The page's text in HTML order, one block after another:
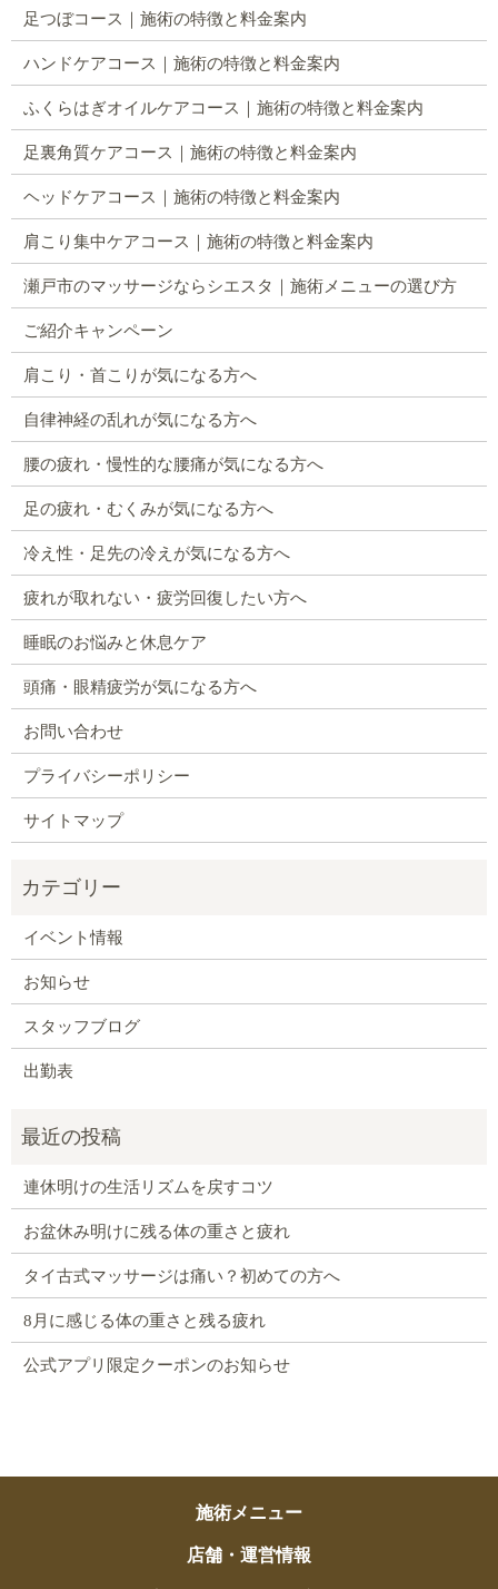
足つぼコース｜施術の特徴と料金案内
ハンドケアコース｜施術の特徴と料金案内
ふくらはぎオイルケアコース｜施術の特徴と料金案内
足裏角質ケアコース｜施術の特徴と料金案内
ヘッドケアコース｜施術の特徴と料金案内
肩こり集中ケアコース｜施術の特徴と料金案内
瀬戸市のマッサージならシエスタ｜施術メニューの選び方
ご紹介キャンペーン
肩こり・首こりが気になる方へ
自律神経の乱れが気になる方へ
腰の疲れ・慢性的な腰痛が気になる方へ
足の疲れ・むくみが気になる方へ
冷え性・足先の冷えが気になる方へ
疲れが取れない・疲労回復したい方へ
睡眠のお悩みと休息ケア
頭痛・眼精疲労が気になる方へ
お問い合わせ
プライバシーポリシー
サイトマップ
イベント情報
お知らせ
スタッフブログ
出勤表
連休明けの生活リズムを戻すコツ
お盆休み明けに残る体の重さと疲れ
タイ古式マッサージは痛い？初めての方へ
8月に感じる体の重さと残る疲れ
公式アプリ限定クーポンのお知らせ
施術メニュー
店舗・運営情報